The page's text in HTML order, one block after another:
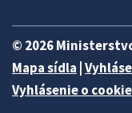
© 2026
Mapa sídla
Vyhlásenie o